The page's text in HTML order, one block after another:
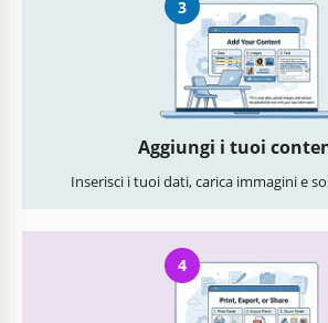
3
Aggiungi i tuoi
Inserisci i tuoi dati, carica immagini e
4